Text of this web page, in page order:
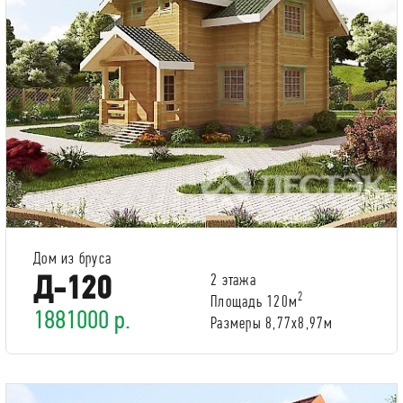
Дом из бруса
Д-120
1881000 р.
2 этажа
Площадь 120м2
Размеры 8,77х8,97м